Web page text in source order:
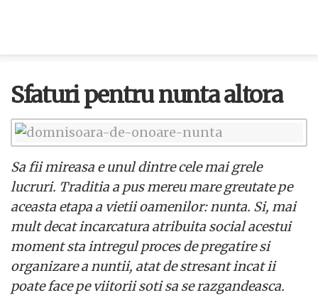
Sfaturi pentru nunta altora
Sa fii mireasa e unul dintre cele mai grele
lucruri. Traditia a pus mereu mare greutate pe
aceasta etapa a vietii oamenilor: nunta. Si, mai
mult decat incarcatura atribuita social acestui
moment sta intregul proces de pregatire si
organizare a nuntii, atat de stresant incat ii
poate face pe viitorii soti sa se razgandeasca.